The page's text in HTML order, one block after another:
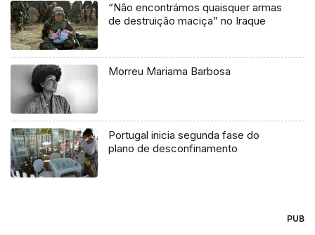
“Não encontrámos quaisquer armas
de destruição maciça” no Iraque
Morreu Mariama Barbosa
Portugal inicia segunda fase do
plano de desconfinamento
PUB